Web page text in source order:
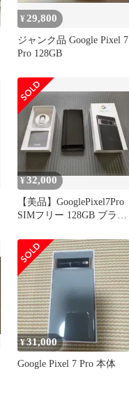
¥ 29,800
ジャンク品 Google Pixel 7
Pro 128GB
¥32,000
【美品】GooglePixel7Pro
SIMフリー 128GB ブラッ
¥31,000
Google Pixel 7 Pro 本体